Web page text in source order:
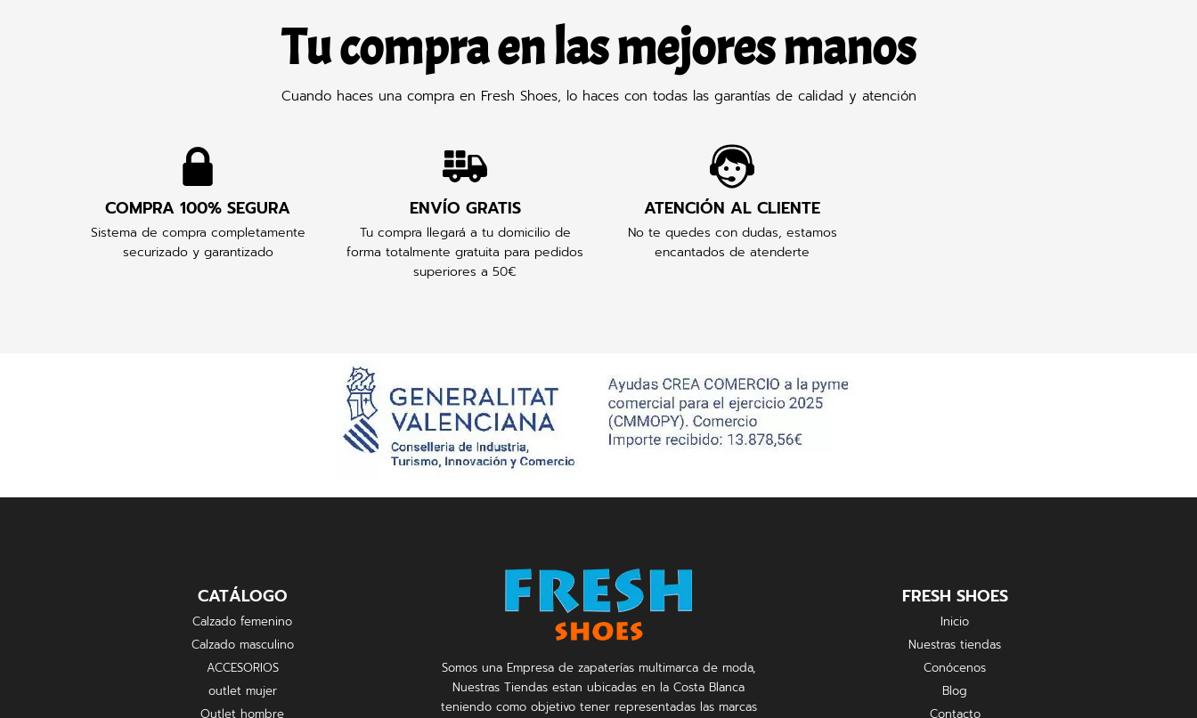
Tu compra en las mejores manos
Cuando haces una compra en Fresh Shoes, lo haces con todas las garantías de calidad y atención
COMPRA 100% SEGURA
Sistema de compra completamente
securizado y garantizado
ENVÍO GRATIS
Tu compra llegará a tu domicilio de
forma totalmente gratuita para pedidos
superiores a 50€
ATENCIÓN AL CLIENTE
No te quedes con dudas, estamos
encantados de atenderte
CATÁLOGO
Calzado femenino
Calzado masculino
ACCESORIOS
outlet mujer
Outlet hombre
Somos una Empresa de zapaterías multimarca de moda,
Nuestras Tiendas estan ubicadas en la Costa Blanca
teniendo como objetivo tener representadas las marcas
FRESH SHOES
Inicio
Nuestras tiendas
Conócenos
Blog
Contacto